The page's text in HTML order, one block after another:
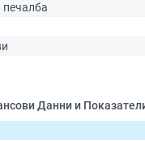
печалба
Данни и